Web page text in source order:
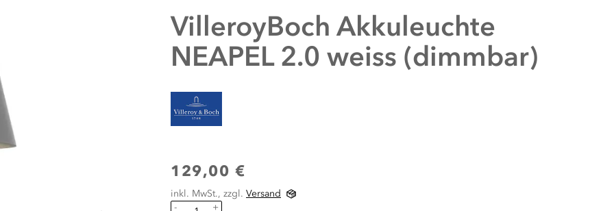
VilleroyBoch Akkuleuchte
NEAPEL 2.0 weiss (dimmbar)
129,00 €
inkl. MwSt., zzgl. Versand
-
+